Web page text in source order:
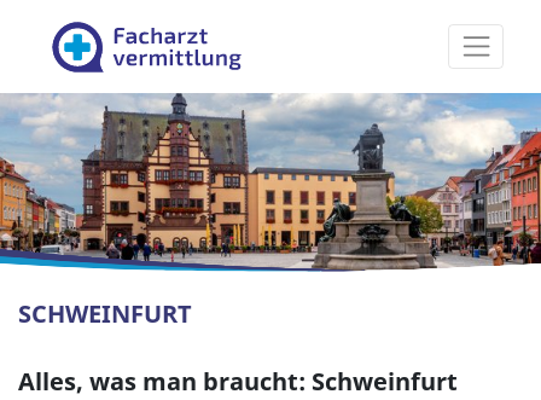
Facharztvermittlung
SCHWEINFURT
Alles, was man braucht: Schweinfurt